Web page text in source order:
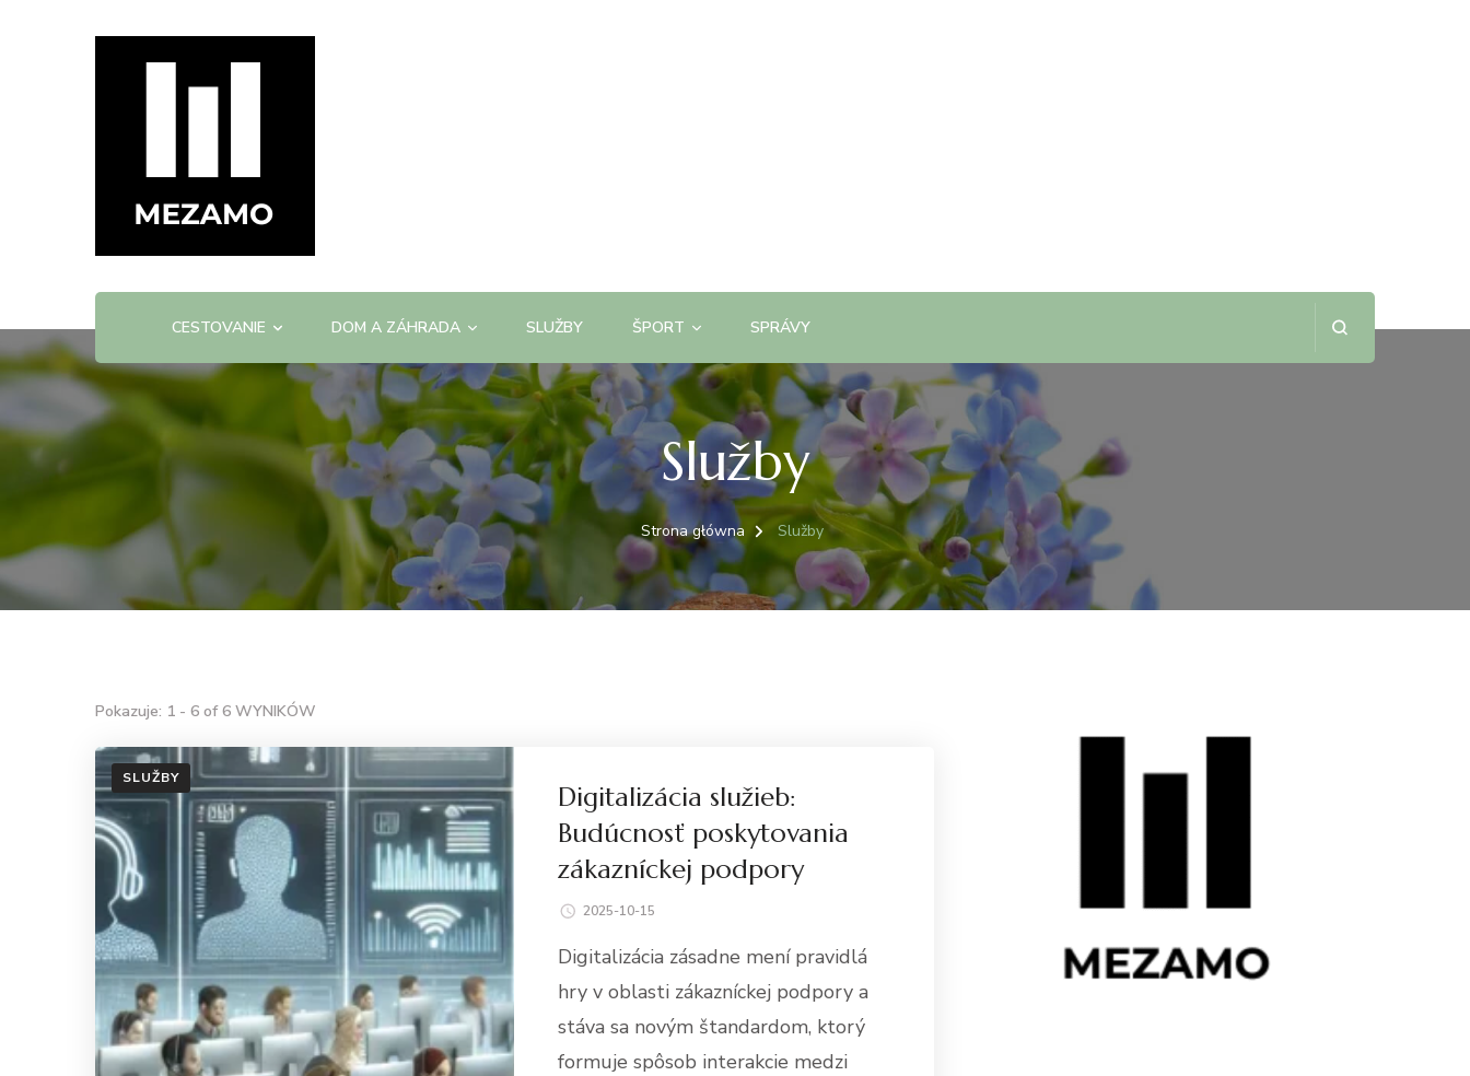
mezamo.sk
CESTOVANIE DOM A ZÁHRADA SLUŽBY ŠPORT SPRÁVY
Služby
Strona główna Služby
Pokazuje: 1 - 6 of 6 WYNIKÓW
SLUŽBY
Digitalizácia služieb:
Budúcnosť poskytovania
zákazníckej podpory
2025-10-15
Digitalizácia zásadne mení pravidlá
hry v oblasti zákazníckej podpory a
stáva sa novým štandardom, ktorý
formuje spôsob interakcie medzi